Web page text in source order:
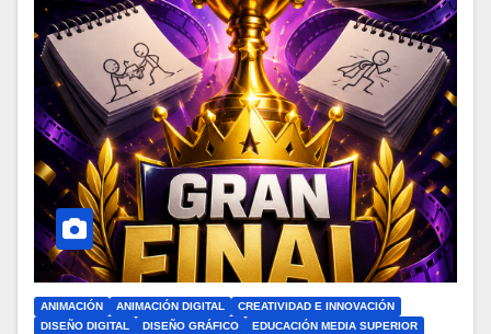
ANIMACIÓN ANIMACIÓN DIGITAL
CREATIVIDAD E INNOVACIÓN
DISEÑO DIGITAL
DISEÑO GRÁFICO
EDUCACIÓN MEDIA SUPERIOR